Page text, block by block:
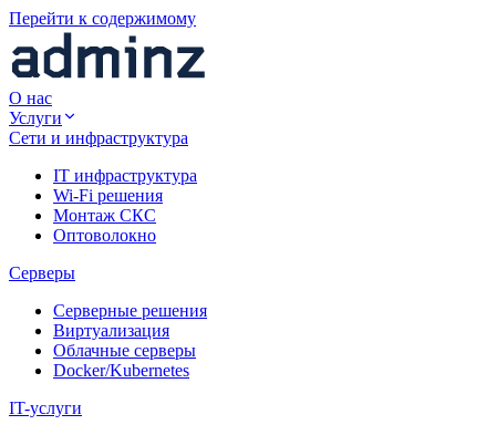
Перейти к содержимому
О нас
Услуги
Сети и инфраструктура
IT инфраструктура
Wi-Fi решения
Монтаж СКС
Оптоволокно
Серверы
Серверные решения
Виртуализация
Облачные серверы
Docker/Kubernetes
IT-услуги